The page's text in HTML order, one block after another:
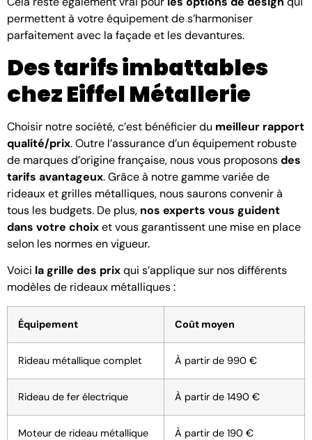
permettent à votre équipement de s’harmoniser
parfaitement avec la façade et les devantures.
Des tarifs imbattables
chez Eiffel Métallerie
Choisir notre société, c’est bénéficier du meilleur rapport
qualité/prix. Outre l’assurance d’un équipement robuste
de marques d’origine française, nous vous proposonsdes
tarifs avantageux. Grâce à notre gamme variée de
rideaux et grilles métalliques, nous saurons convenir à
tous les budgets. De plus, nos experts vous guident
dans votre choixet vous garantissent une mise en place
selon les normes en vigueur.
Voici la grille des prixqui s’applique sur nos différents
modèles de rideaux métalliques :
Équipement Coût moyen
Rideau métallique complet À partir de 990 €
Rideau de fer électrique À partir de 1490 €
Moteur de rideau métallique À partir de 190 €